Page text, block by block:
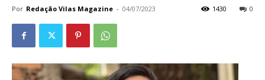
Por Redação Vilas Magazine - 04/07/2023 0
1430